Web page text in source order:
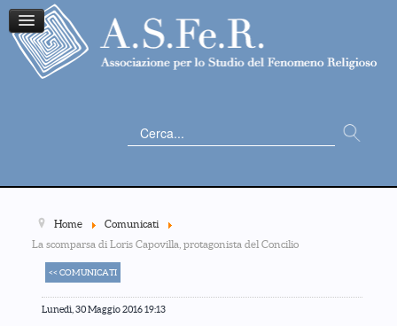
Cerca...
Home
Comunicati
La scomparsa di Loris Capovilla, protagonista del Concilio
<< COMUNICATI
Lunedì, 30 Maggio 2016 19:13